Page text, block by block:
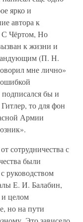
ярко и
автора к
Чёртом, Но
к жизни и
(П. Н.
мне лично»
подписался бы и
то для фон
Армии
сотрудничества с
были
руководством
Е. И. Балабин,
целом
но на пути